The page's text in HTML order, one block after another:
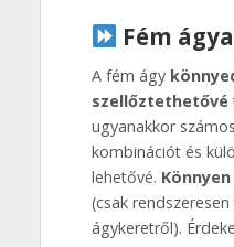
Fém
A fém ágy
szellőztethetővé
ugyanakkor
kombinációt és
lehetővé.
(csak
ágykeretről).